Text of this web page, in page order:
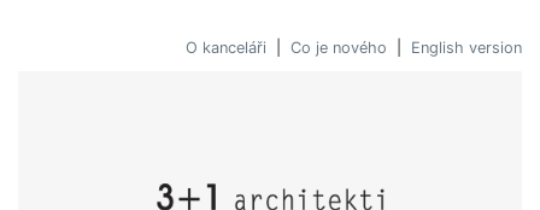
O kanceláři Co je nového English version